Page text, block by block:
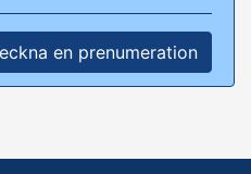
en prenumeration